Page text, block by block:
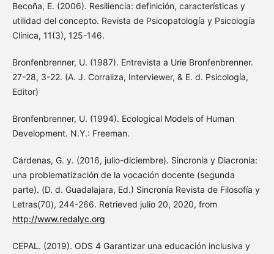
Becoña, E. (2006). Resiliencia: definición, características y
utilidad del concepto. Revista de Psicopatología y Psicología
Clínica, 11(3), 125-146.
Bronfenbrenner, U. (1987). Entrevista a Urie Bronfenbrenner.
27-28, 3-22. (A. J. Corraliza, Interviewer, & E. d. Psicología,
Editor)
Bronfenbrenner, U. (1994). Ecological Models of Human
Development. N.Y.: Freeman.
Cárdenas, G. y. (2016, julio-diciembre). Sincronía y Diacronía:
una problematización de la vocación docente (segunda
parte). (D. d. Guadalajara, Ed.) Sincronía Revista de Filosofía y
Letras(70), 244-266. Retrieved julio 20, 2020, from
http://www.redalyc.org
CEPAL. (2019). ODS 4 Garantizar una educación inclusiva y